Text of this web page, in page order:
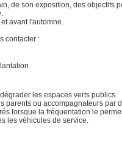
de son exposition, des objectifs
avant l'automne.
contacter :
les espaces verts publics.
parents ou accompagnateurs
lorsque la fréquentation le
les véhicules de service.